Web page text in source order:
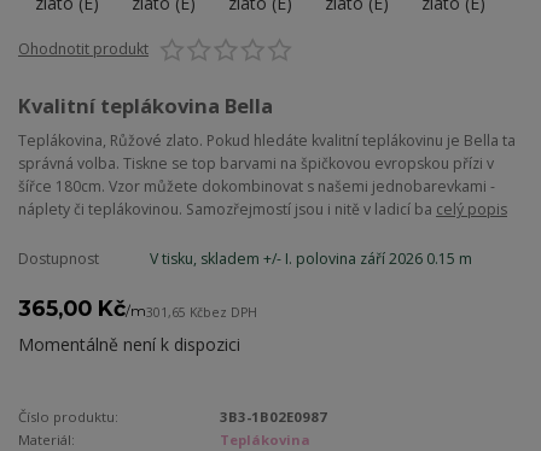
Ohodnotit produkt
Kvalitní teplákovina Bella
Teplákovina, Růžové zlato. Pokud hledáte kvalitní teplákovinu je Bella ta
správná volba. Tiskne se top barvami na špičkovou evropskou přízi v
šířce 180cm. Vzor můžete dokombinovat s našemi jednobarevkami -
náplety či teplákovinou. Samozřejmostí jsou i nitě v ladicí ba celý popis
Dostupnost V tisku, skladem +/- I. polovina září 2026 0.15 m
365,00 Kč/m301,65 Kčbez DPH
Momentálně není k dispozici
Číslo produktu:
3B3-1B02E0987
Materiál:
Teplákovina